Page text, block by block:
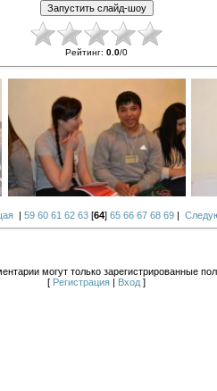
Рейтинг: 0.0/0
| 59 60 61 62 63 [64] 65 66 67 68 69 |
могут только зарегистрированные
[ Регистрация Вход ]